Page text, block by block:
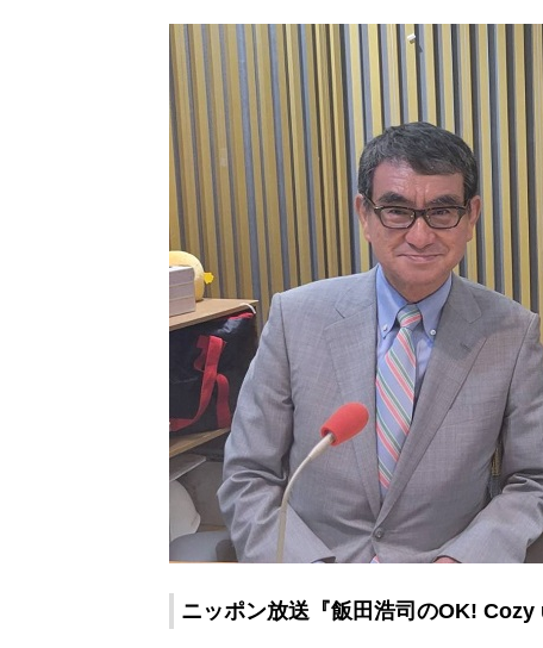
ニッポン放送『飯田浩司のOK!